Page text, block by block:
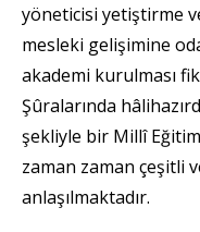
yöneticisi yetiştirme
mesleki gelişimine
akademi kurulması
Şûralarında
şekliyle bir Millî
zaman zaman çeşitli
anlaşılmaktadır.